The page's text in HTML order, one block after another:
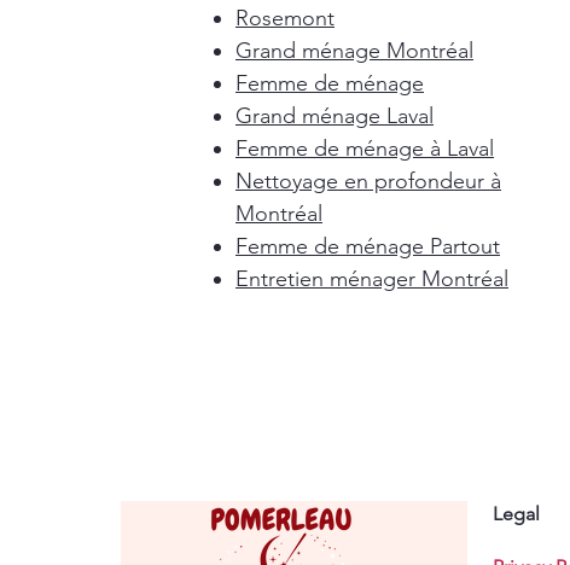
Rosemont
Grand ménage Montréal
Femme de ménage
Grand ménage Laval
Femme de ménage à Laval
Nettoyage en profondeur à
Montréal
Femme de ménage Partout
Entretien ménager Montréal
Legal